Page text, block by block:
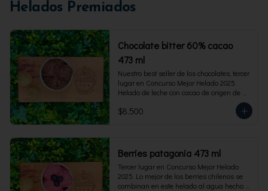
Helados Premiados
Chocolate bitter 60% cacao
473 ml
Nuestro best seller de los chocolates, tercer
lugar en Concurso Mejor Helado 2025.
Helado de leche con cacao de origen de
intensidad al 60%. Envase familiar 473 ml,
rinde 4  porciones.
$8.500
Berries patagonia 473 ml
Tercer lugar en Concurso Mejor Helado
2025. Lo mejor de los berries chilenos se
combinan en este helado al agua hecho